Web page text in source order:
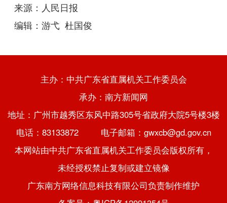
来源：人民日报
编辑：游弋 杜国俊
主办：中共广东省直属机关工作委员会
承办：南方新闻网
地址：广州市越秀区东风中路305号省政府大院5号楼3楼
电话：83133872 电子邮箱：gwxcb@gd.gov.cn
本网站由中共广东省直属机关工作委员会版权所有，
未经授权禁止复制或建立镜像
广东南方网络信息科技有限公司负责制作维护